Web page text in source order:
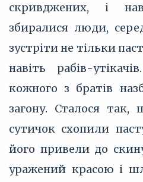
скривджених, і
збиралися люди,
зустріти не тільки
навіть рабів-
кожного з братів
загону. Сталося
сутичок схопили
його привели до
уражений красою і